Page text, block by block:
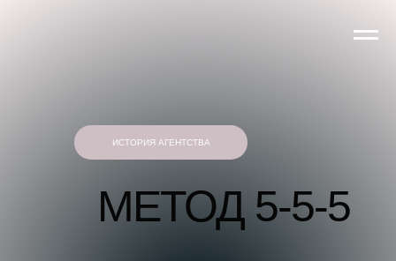
МЕТОД 5-5-5
ИСТОРИЯ АГЕНТСТВА